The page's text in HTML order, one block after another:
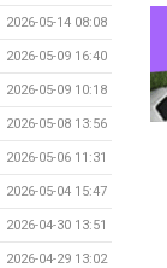
2026-05-14 08:08
2026-05-09 16:40
2026-05-09 10:18
2026-05-08 13:56
2026-05-06 11:31
2026-05-04 15:47
2026-04-30 13:51
2026-04-29 13:02